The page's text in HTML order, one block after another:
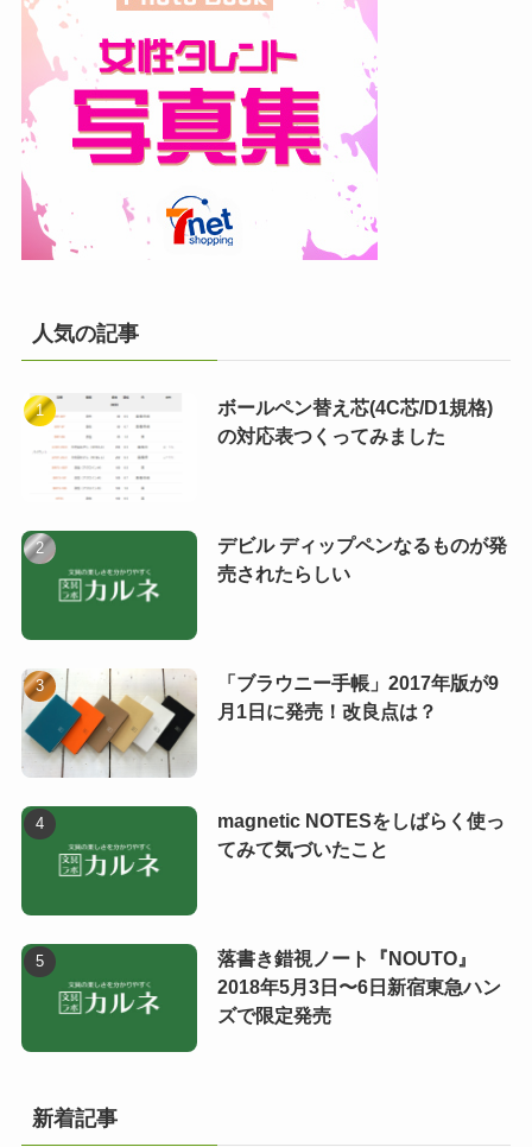
人気の記事
ボールペン替え芯(4C芯/D1規格)
の対応表つくってみました
デビル ディップペンなるものが発
売されたらしい
「ブラウニー手帳」2017年版が9
月1日に発売！改良点は？
magnetic NOTESをしばらく使っ
てみて気づいたこと
落書き錯視ノート『NOUTO』
2018年5月3日〜6日新宿東急ハン
ズで限定発売
新着記事